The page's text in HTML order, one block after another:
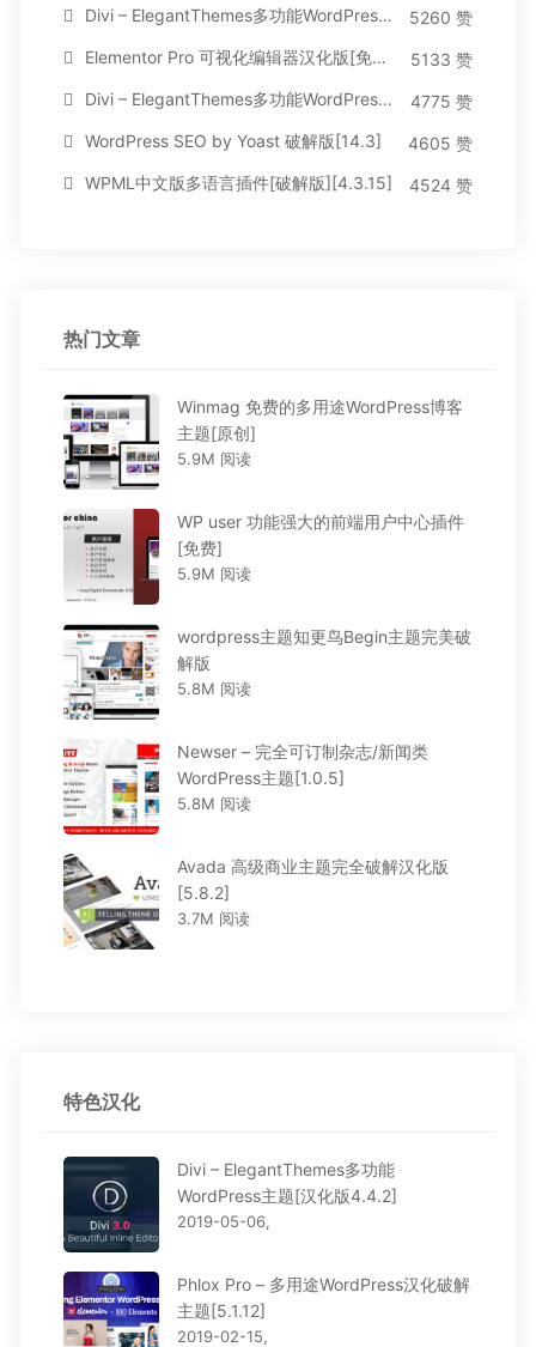
Divi – ElegantThemes多功能WordPress主题[汉化版4.4.2]
5260 赞
Elementor Pro 可视化编辑器汉化版[免费持续更新]
5133 赞
Divi – ElegantThemes多功能WordPress主题[汉化版3.1.95]
4775 赞
WordPress SEO by Yoast 破解版[14.3]
4605 赞
WPML中文版多语言插件[破解版][4.3.15]
4524 赞
热门文章
Winmag 免费的多用途WordPress博客
主题[原创]
5.9M 阅读
WP user 功能强大的前端用户中心插件
[免费]
5.9M 阅读
wordpress主题知更鸟Begin主题完美破
解版
5.8M 阅读
Newser – 完全可订制杂志/新闻类
WordPress主题[1.0.5]
5.8M 阅读
Avada 高级商业主题完全破解汉化版
[5.8.2]
3.7M 阅读
特色汉化
Divi – ElegantThemes多功能
WordPress主题[汉化版4.4.2]
2019-05-06,
Phlox Pro – 多用途WordPress汉化破解
主题[5.1.12]
2019-02-15,